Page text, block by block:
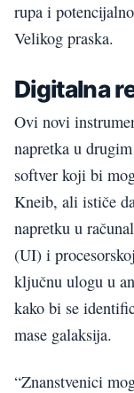
rupa i
Velikog praska.
Digitalna
Ovi novi
napretka u
softver koji bi
Kneib, ali ističe
napretku u
(UI) i
ključnu ulogu u
kako bi se
mase galaksija.
“Znanstvenici